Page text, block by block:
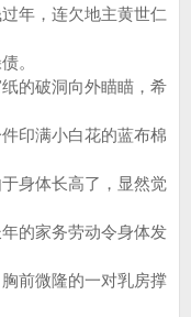
年，连欠地主黄世仁
。
的破洞向外瞄瞄，希
印满小白花的蓝布棉
身体长高了，显然觉
的家务劳动令身体发
前微隆的一对乳房撑